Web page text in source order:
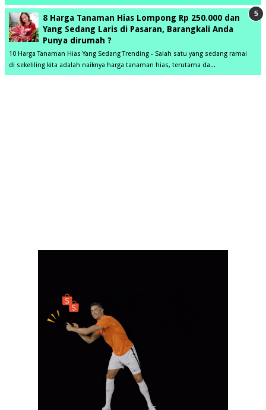
8 Harga Tanaman Hias Lompong Rp 250.000 dan
Yang Sedang Laris di Pasaran, Barangkali Anda
Punya dirumah ?
10 Harga Tanaman Hias Yang Sedang Trending - Salah satu yang sedang ramai
di sekeliling kita adalah naiknya harga tanaman hias, terutama da...